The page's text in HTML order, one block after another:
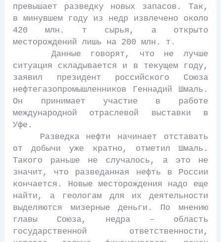
превышает разведку новых запасов. Так,
в минувшем году из недр извлечено около
420 млн. т сырья, а открыто
месторождений лишь на 200 млн. т.
Данные говорят, что не лучше
ситуация складывается и в текущем году,
заявил президент российского Союза
нефтегазопромышленников Геннадий Шмаль.
Он принимает участие в работе
международной отраслевой выставки в
Уфе.
Разведка нефти начинает отставать
от добычи уже кратно, отметил Шмаль.
Такого раньше не случалось, а это не
значит, что разведанная нефть в России
кончается. Новые месторождения надо еще
найти, а геологам для их деятельности
выделяются мизерные деньги. По мнению
главы Союза, недра – область
государственной ответственности,